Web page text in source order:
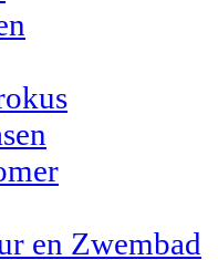
en Zwembad